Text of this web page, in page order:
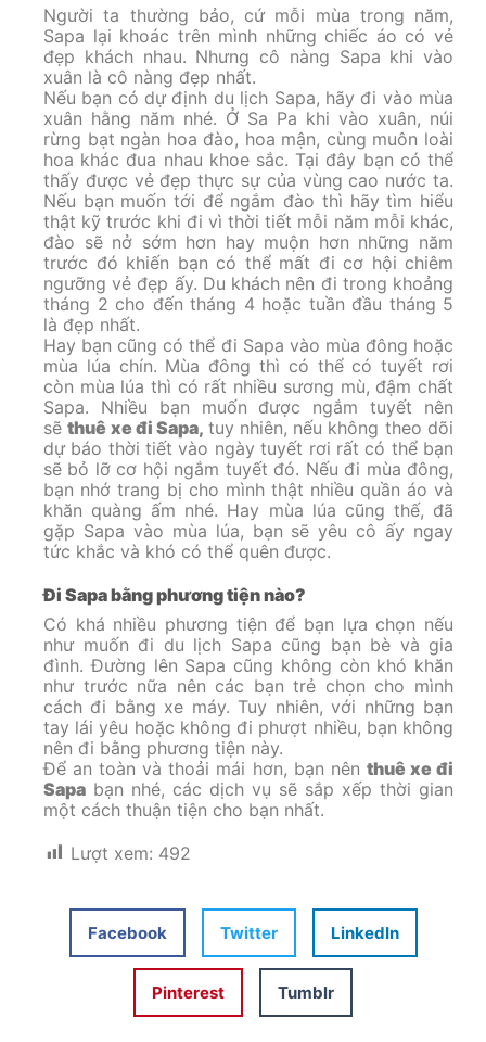
Người ta thường bảo, cứ mỗi mùa trong năm,
Sapa lại khoác trên mình những chiếc áo có vẻ
đẹp khách nhau. Nhưng cô nàng Sapa khi vào
xuân là cô nàng đẹp nhất.
Nếu bạn có dự định du lịch Sapa, hãy đi vào mùa
xuân hằng năm nhé. Ở Sa Pa khi vào xuân, núi
rừng bạt ngàn hoa đào, hoa mận, cùng muôn loài
hoa khác đua nhau khoe sắc. Tại đây bạn có thể
thấy được vẻ đẹp thực sự của vùng cao nước ta.
Nếu bạn muốn tới để ngắm đào thì hãy tìm hiểu
thật kỹ trước khi đi vì thời tiết mỗi năm mỗi khác,
đào sẽ nở sớm hơn hay muộn hơn những năm
trước đó khiến bạn có thể mất đi cơ hội chiêm
ngưỡng vẻ đẹp ấy. Du khách nên đi trong khoảng
tháng 2 cho đến tháng 4 hoặc tuần đầu tháng 5
là đẹp nhất.
Hay bạn cũng có thể đi Sapa vào mùa đông hoặc
mùa lúa chín. Mùa đông thì có thể có tuyết rơi
còn mùa lúa thì có rất nhiều sương mù, đậm chất
Sapa. Nhiều bạn muốn được ngắm tuyết nên
sẽthuê xe đi Sapa, tuy nhiên, nếu không theo dõi
dự báo thời tiết vào ngày tuyết rơi rất có thể bạn
sẽ bỏ lỡ cơ hội ngắm tuyết đó. Nếu đi mùa đông,
bạn nhớ trang bị cho mình thật nhiều quần áo và
khăn quàng ấm nhé. Hay mùa lúa cũng thế, đã
gặp Sapa vào mùa lúa, bạn sẽ yêu cô ấy ngay
tức khắc và khó có thể quên được.
Đi Sapa bằng phương tiện nào?
Có khá nhiều phương tiện để bạn lựa chọn nếu
như muốn đi du lịch Sapa cũng bạn bè và gia
đình. Đường lên Sapa cũng không còn khó khăn
như trước nữa nên các bạn trẻ chọn cho mình
cách đi bằng xe máy. Tuy nhiên, với những bạn
tay lái yêu hoặc không đi phượt nhiều, bạn không
nên đi bằng phương tiện này.
Để an toàn và thoải mái hơn, bạn nên thuê xe đi
Sapa bạn nhé, các dịch vụ sẽ sắp xếp thời gian
một cách thuận tiện cho bạn nhất.
Lượt xem: 492
Facebook Twitter LinkedIn
Pinterest Tumblr